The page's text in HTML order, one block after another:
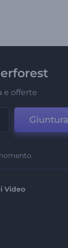
e offerte
Giuntura
Video